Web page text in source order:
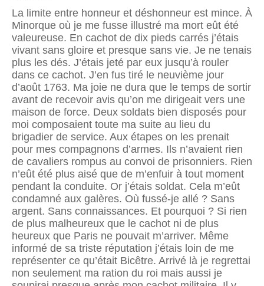
La limite entre honneur et déshonneur est mince. À
Minorque où je me fusse illustré ma mort eût été
valeureuse. En cachot de dix pieds carrés j’étais
vivant sans gloire et presque sans vie. Je ne tenais
plus les dés. J’étais jeté par eux jusqu’à rouler
dans ce cachot. J’en fus tiré le neuvième jour
d’août 1763. Ma joie ne dura que le temps de sortir
avant de recevoir avis qu’on me dirigeait vers une
maison de force. Deux soldats bien disposés pour
moi composaient toute ma suite au lieu du
brigadier de service. Aux étapes on les prenait
pour mes compagnons d’armes. Ils n’avaient rien
de cavaliers rompus au convoi de prisonniers. Rien
n’eût été plus aisé que de m’enfuir à tout moment
pendant la conduite. Or j’étais soldat. Cela m’eût
condamné aux galères. Où fussé-je allé ? Sans
argent. Sans connaissances. Et pourquoi ? Si rien
de plus malheureux que le cachot ni de plus
heureux que Paris ne pouvait m’arriver. Même
informé de sa triste réputation j’étais loin de me
représenter ce qu’était Bicêtre. Arrivé là je regrettai
non seulement ma ration du roi mais aussi je